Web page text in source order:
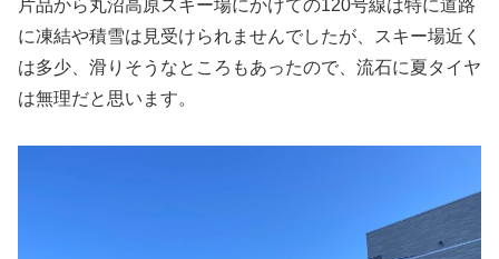
片品から丸沼高原スキー場にかけての120号線は特に道路
に凍結や積雪は見受けられませんでしたが、スキー場近く
は多少、滑りそうなところもあったので、流石に夏タイヤ
は無理だと思います。